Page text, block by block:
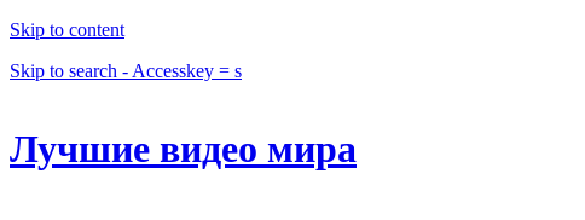
Skip to content
Skip to search - Accesskey = s
Лучшие видео мира